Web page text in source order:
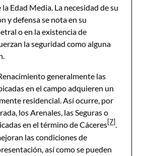
Edad Media. La necesidad de su
y defensa se nota en su
o en la existencia de
la seguridad como alguna
generalmente las
en el campo adquieren un
residencial. Así ocurre, por
los Arenales, las Seguras o
en el término de Cáceres[7].
las condiciones de
así como se pueden